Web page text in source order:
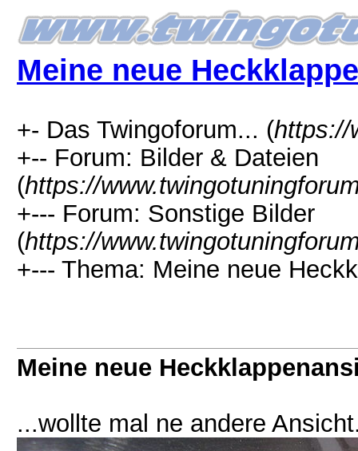
Meine neue
+- Das Twingoforum... (https://
+-- Forum: Bilder & Dateien
(https://
+--- Forum: Sonstige Bilder
(https://
+--- Thema: Meine neue
Meine neue
...wollte mal ne andere